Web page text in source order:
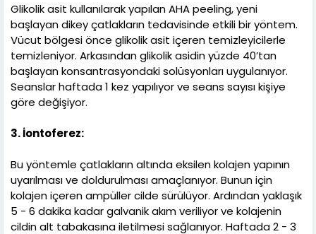
Glikolik asit kullanılarak yapılan AHA peeling, yeni
başlayan dikey çatlakların tedavisinde etkili bir yöntem.
Vücut bölgesi önce glikolik asit içeren temizleyicilerle
temizleniyor. Arkasından glikolik asidin yüzde 40’tan
başlayan konsantrasyondaki solüsyonları uygulanıyor.
Seanslar haftada 1 kez yapılıyor ve seans sayısı kişiye
göre değişiyor.
3. İontoferez:
Bu yöntemle çatlakların altında eksilen kolajen yapının
uyarılması ve doldurulması amaçlanıyor. Bunun için
kolajen içeren ampüller cilde sürülüyor. Ardından yaklaşık
5 - 6 dakika kadar galvanik akım veriliyor ve kolajenin
cildin alt tabakasına iletilmesi sağlanıyor. Haftada 2 - 3